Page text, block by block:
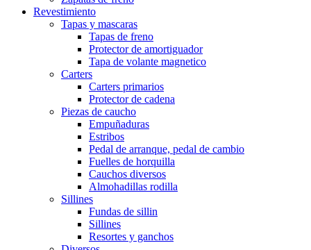
Revestimiento
Tapas y mascaras
Tapas de freno
Protector de amortiguador
Tapa de volante magnetico
Carters
Carters primarios
Protector de cadena
Piezas de caucho
Empuñaduras
Estribos
Pedal de arranque, pedal de cambio
Fuelles de horquilla
Cauchos diversos
Almohadillas rodilla
Sillines
Fundas de sillin
Sillines
Resortes y ganchos